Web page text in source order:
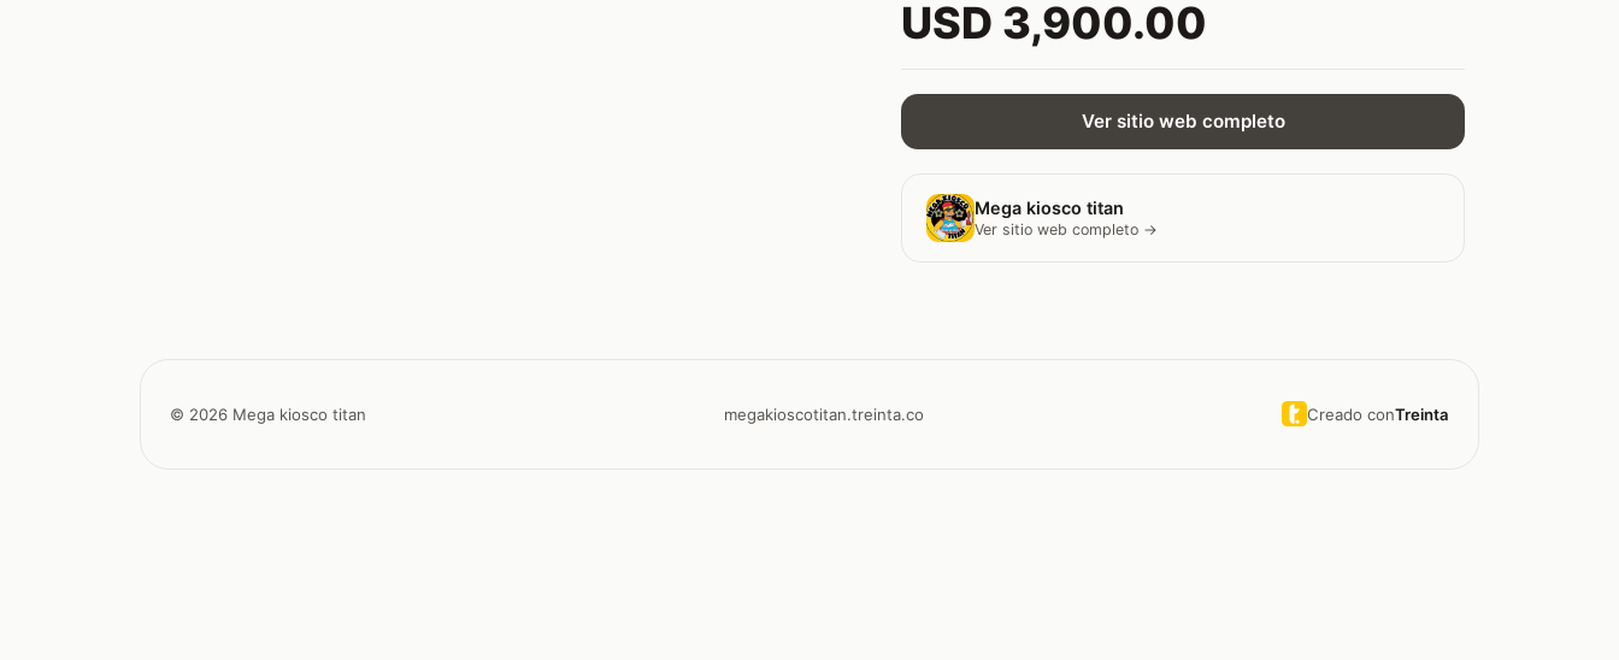
USD 3,900.00
Ver sitio web completo
Mega kiosco titan
Ver sitio web completo →
© 2026 Mega kiosco titan megakioscotitan.treinta.co Creado conTreinta